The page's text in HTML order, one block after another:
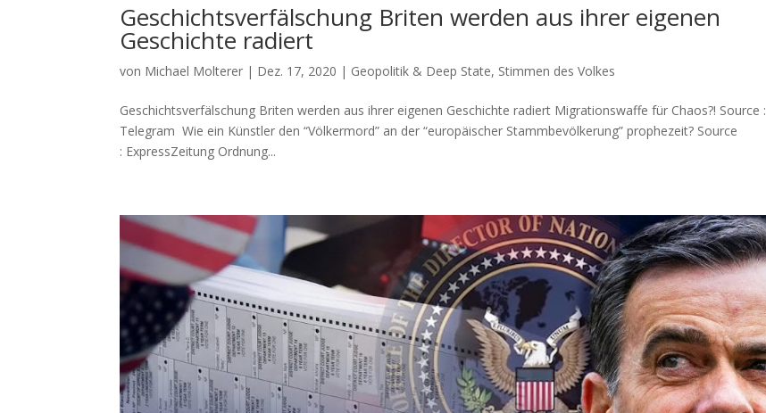
Geschichtsverfälschung Briten werden aus ihrer eigenen
Geschichte radiert
von Michael Molterer | Dez. 17, 2020 | Geopolitik & Deep State, Stimmen des Volkes
Geschichtsverfälschung Briten werden aus ihrer eigenen Geschichte radiert Migra­ti­ons­waf­fe für Chaos?! Source :
Telegram Wie ein Künst­ler den “Völ­ker­mord” an der “euro­päi­scher Stamm­be­völ­ke­rung” prophezeit? Source
: ExpressZeitung Ord­nung...